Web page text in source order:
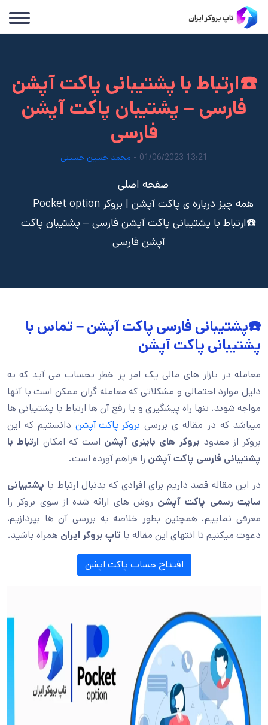
☎️ارتباط با پشتیبانی پاکت آپشن
فارسی – پشتیبان پاکت آپشن
فارسی
13:21 01/06/2023 - محمد حسین حسینی
صفحه اصلی
همه چیز درباره ی پاکت آپشن | بروکر Pocket option
☎️ارتباط با پشتیبانی پاکت آپشن فارسی – پشتیبان پاکت
آپشن فارسی
☎️پشتیبانی فارسی پاکت آپشن – تماس با
پشتیبانی پاکت آپشن
معامله در بازار های مالی یک امر پر خطر بحساب می آید که به
دلیل موارد احتمالی و مشکلاتی که معامله گران ممکن است با آنها
مواجه شوند. تنها راه پیشگیری و یا رفع آن ها ارتباط با پشتیبانی ها
میباشد که در مقاله ی بررسی بروکر پاکت آپشن دانستیم که این
بروکر از معدود بروکر های باینری آپشن است که امکان ارتباط با
پشتیبانی فارسی پاکت آپشن را فراهم آورده است.
در این مقاله قصد داریم برای افرادی که بدنبال ارتباط با پشتیبانی
سایت رسمی پاکت آپشن روش های ارائه شده از سوی بروکر را
معرفی نماییم. همچنین بطور خلاصه به بررسی آن ها بپردازیم،
دعوت میکنیم تا انتهای این مقاله با تاپ بروکر ایران همراه باشید.
افتتاح حساب پاکت اپشن